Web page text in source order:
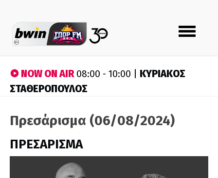
Toggle
navigation
NOW ON AIR08:00 - 10:00 | ΚΥΡΙΑΚΟΣ
ΣΤΑΘΕΡΟΠΟΥΛΟΣ
Πρεσάρισμα (06/08/2024)
ΠΡΕΣΑΡΙΣΜΑ